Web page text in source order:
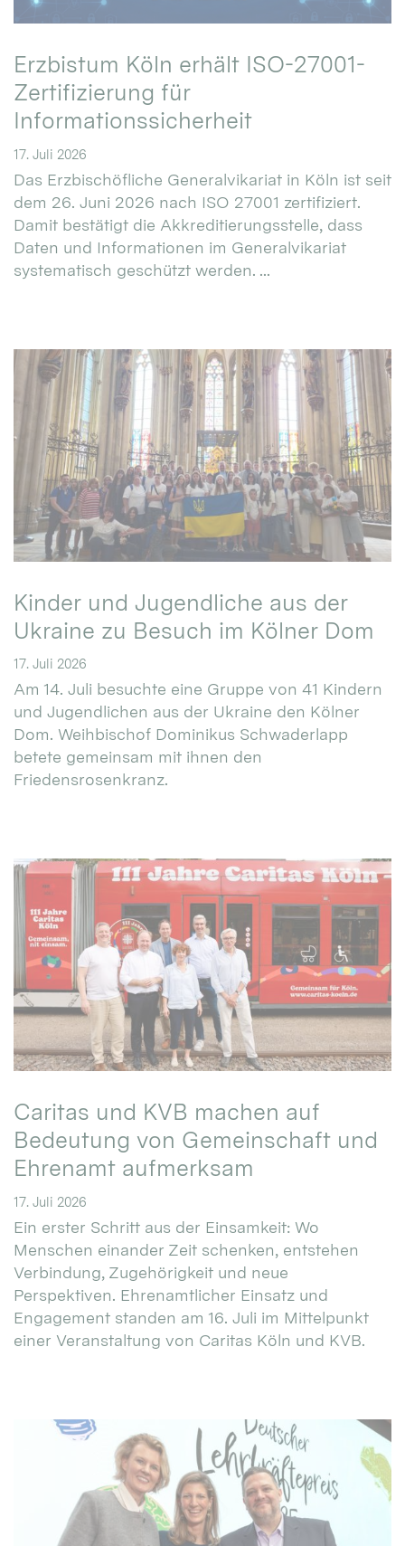
Erzbistum Köln erhält ISO-27001-
Zertifizierung für
Informationssicherheit
17. Juli 2026
Das Erzbischöfliche Generalvikariat in Köln ist seit
dem 26. Juni 2026 nach ISO 27001 zertifiziert.
Damit bestätigt die Akkreditierungsstelle, dass
Daten und Informationen im Generalvikariat
systematisch geschützt werden. ...
Kinder und Jugendliche aus der
Ukraine zu Besuch im Kölner Dom
17. Juli 2026
Am 14. Juli besuchte eine Gruppe von 41 Kindern
und Jugendlichen aus der Ukraine den Kölner
Dom. Weihbischof Dominikus Schwaderlapp
betete gemeinsam mit ihnen den
Friedensrosenkranz.
Caritas und KVB machen auf
Bedeutung von Gemeinschaft und
Ehrenamt aufmerksam
17. Juli 2026
Ein erster Schritt aus der Einsamkeit: Wo
Menschen einander Zeit schenken, entstehen
Verbindung, Zugehörigkeit und neue
Perspektiven. Ehrenamtlicher Einsatz und
Engagement standen am 16. Juli im Mittelpunkt
einer Veranstaltung von Caritas Köln und KVB.